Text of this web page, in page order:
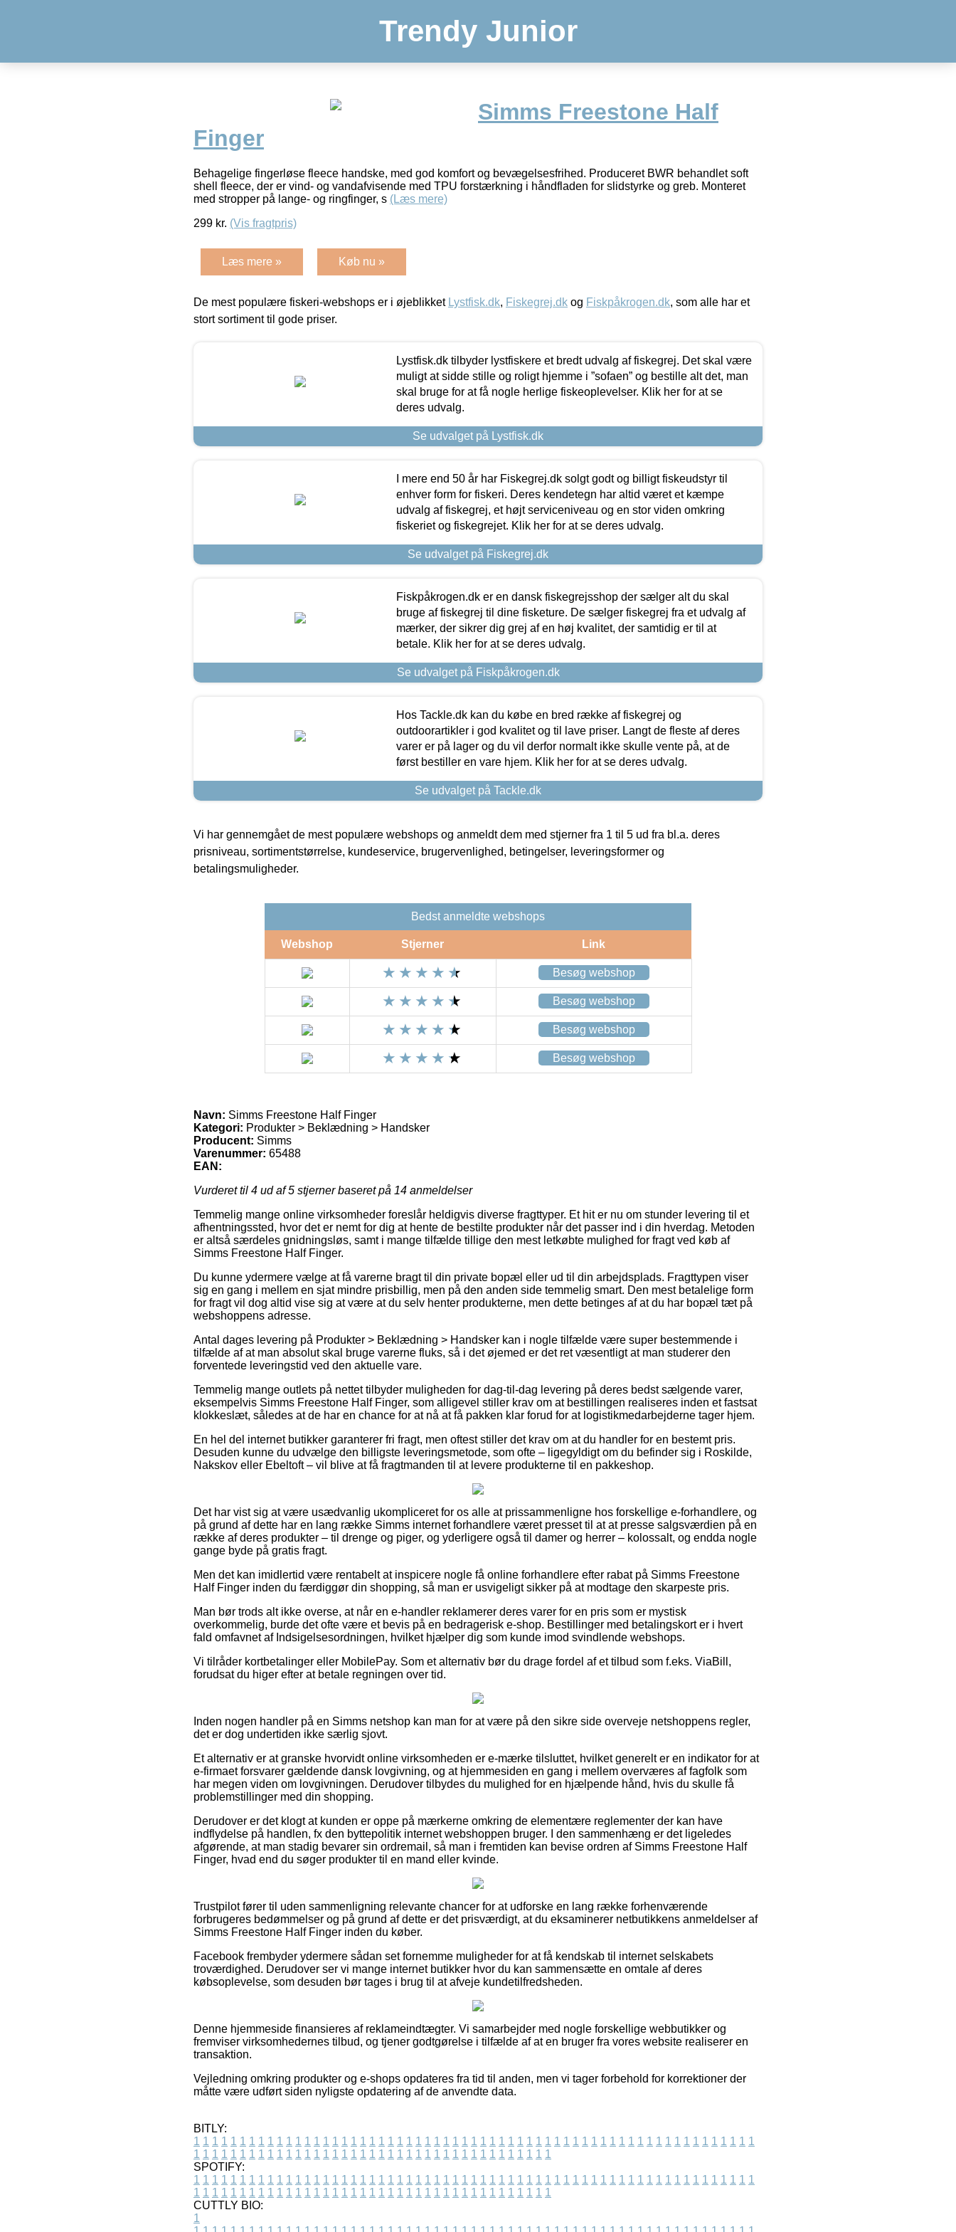
Trendy Junior
Simms Freestone Half
Finger
Behagelige fingerløse fleece handske, med god komfort og bevægelsesfrihed. Produceret BWR behandlet soft
shell fleece, der er vind- og vandafvisende med TPU forstærkning i håndfladen for slidstyrke og greb. Monteret
med stropper på lange- og ringfinger, s (Læs mere)
299 kr. (Vis fragtpris)
Læs mere » Køb nu »
De mest populære fiskeri-webshops er i øjeblikket Lystfisk.dk, Fiskegrej.dk og Fiskpåkrogen.dk, som alle har et
stort sortiment til gode priser.
Lystfisk.dk tilbyder lystfiskere et bredt udvalg af fiskegrej. Det skal være
muligt at sidde stille og roligt hjemme i ”sofaen” og bestille alt det, man
skal bruge for at få nogle herlige fiskeoplevelser. Klik her for at se
deres udvalg.
Se udvalget på Lystfisk.dk
I mere end 50 år har Fiskegrej.dk solgt godt og billigt fiskeudstyr til
enhver form for fiskeri. Deres kendetegn har altid været et kæmpe
udvalg af fiskegrej, et højt serviceniveau og en stor viden omkring
fiskeriet og fiskegrejet. Klik her for at se deres udvalg.
Se udvalget på Fiskegrej.dk
Fiskpåkrogen.dk er en dansk fiskegrejsshop der sælger alt du skal
bruge af fiskegrej til dine fisketure. De sælger fiskegrej fra et udvalg af
mærker, der sikrer dig grej af en høj kvalitet, der samtidig er til at
betale. Klik her for at se deres udvalg.
Se udvalget på Fiskpåkrogen.dk
Hos Tackle.dk kan du købe en bred række af fiskegrej og
outdoorartikler i god kvalitet og til lave priser. Langt de fleste af deres
varer er på lager og du vil derfor normalt ikke skulle vente på, at de
først bestiller en vare hjem. Klik her for at se deres udvalg.
Se udvalget på Tackle.dk
Vi har gennemgået de mest populære webshops og anmeldt dem med stjerner fra 1 til 5 ud fra bl.a. deres
prisniveau, sortimentstørrelse, kundeservice, brugervenlighed, betingelser, leveringsformer og
betalingsmuligheder.
Bedst anmeldte webshops
Webshop Stjerner Link
Besøg webshop
Besøg webshop
Besøg webshop
Besøg webshop
Navn: Simms Freestone Half Finger
Kategori: Produkter > Beklædning > Handsker
Producent: Simms
Varenummer: 65488
EAN:
Vurderet til 4 ud af 5 stjerner baseret på 14 anmeldelser
Temmelig mange online virksomheder foreslår heldigvis diverse fragttyper. Et hit er nu om stunder levering til et
afhentningssted, hvor det er nemt for dig at hente de bestilte produkter når det passer ind i din hverdag. Metoden
er altså særdeles gnidningsløs, samt i mange tilfælde tillige den mest letkøbte mulighed for fragt ved køb af
Simms Freestone Half Finger.
Du kunne ydermere vælge at få varerne bragt til din private bopæl eller ud til din arbejdsplads. Fragttypen viser
sig en gang i mellem en sjat mindre prisbillig, men på den anden side temmelig smart. Den mest betalelige form
for fragt vil dog altid vise sig at være at du selv henter produkterne, men dette betinges af at du har bopæl tæt på
webshoppens adresse.
Antal dages levering på Produkter > Beklædning > Handsker kan i nogle tilfælde være super bestemmende i
tilfælde af at man absolut skal bruge varerne fluks, så i det øjemed er det ret væsentligt at man studerer den
forventede leveringstid ved den aktuelle vare.
Temmelig mange outlets på nettet tilbyder muligheden for dag-til-dag levering på deres bedst sælgende varer,
eksempelvis Simms Freestone Half Finger, som alligevel stiller krav om at bestillingen realiseres inden et fastsat
klokkeslæt, således at de har en chance for at nå at få pakken klar forud for at logistikmedarbejderne tager hjem.
En hel del internet butikker garanterer fri fragt, men oftest stiller det krav om at du handler for en bestemt pris.
Desuden kunne du udvælge den billigste leveringsmetode, som ofte – ligegyldigt om du befinder sig i Roskilde,
Nakskov eller Ebeltoft – vil blive at få fragtmanden til at levere produkterne til en pakkeshop.
Det har vist sig at være usædvanlig ukompliceret for os alle at prissammenligne hos forskellige e-forhandlere, og
på grund af dette har en lang række Simms internet forhandlere været presset til at at presse salgsværdien på en
række af deres produkter – til drenge og piger, og yderligere også til damer og herrer – kolossalt, og endda nogle
gange byde på gratis fragt.
Men det kan imidlertid være rentabelt at inspicere nogle få online forhandlere efter rabat på Simms Freestone
Half Finger inden du færdiggør din shopping, så man er usvigeligt sikker på at modtage den skarpeste pris.
Man bør trods alt ikke overse, at når en e-handler reklamerer deres varer for en pris som er mystisk
overkommelig, burde det ofte være et bevis på en bedragerisk e-shop. Bestillinger med betalingskort er i hvert
fald omfavnet af Indsigelsesordningen, hvilket hjælper dig som kunde imod svindlende webshops.
Vi tilråder kortbetalinger eller MobilePay. Som et alternativ bør du drage fordel af et tilbud som f.eks. ViaBill,
forudsat du higer efter at betale regningen over tid.
Inden nogen handler på en Simms netshop kan man for at være på den sikre side overveje netshoppens regler,
det er dog undertiden ikke særlig sjovt.
Et alternativ er at granske hvorvidt online virksomheden er e-mærke tilsluttet, hvilket generelt er en indikator for at
e-firmaet forsvarer gældende dansk lovgivning, og at hjemmesiden en gang i mellem overværes af fagfolk som
har megen viden om lovgivningen. Derudover tilbydes du mulighed for en hjælpende hånd, hvis du skulle få
problemstillinger med din shopping.
Derudover er det klogt at kunden er oppe på mærkerne omkring de elementære reglementer der kan have
indflydelse på handlen, fx den byttepolitik internet webshoppen bruger. I den sammenhæng er det ligeledes
afgørende, at man stadig bevarer sin ordremail, så man i fremtiden kan bevise ordren af Simms Freestone Half
Finger, hvad end du søger produkter til en mand eller kvinde.
Trustpilot fører til uden sammenligning relevante chancer for at udforske en lang række forhenværende
forbrugeres bedømmelser og på grund af dette er det prisværdigt, at du eksaminerer netbutikkens anmeldelser af
Simms Freestone Half Finger inden du køber.
Facebook frembyder ydermere sådan set fornemme muligheder for at få kendskab til internet selskabets
troværdighed. Derudover ser vi mange internet butikker hvor du kan sammensætte en omtale af deres
købsoplevelse, som desuden bør tages i brug til at afveje kundetilfredsheden.
Denne hjemmeside finansieres af reklameindtægter. Vi samarbejder med nogle forskellige webbutikker og
fremviser virksomhedernes tilbud, og tjener godtgørelse i tilfælde af at en bruger fra vores website realiserer en
transaktion.
Vejledning omkring produkter og e-shops opdateres fra tid til anden, men vi tager forbehold for korrektioner der
måtte være udført siden nyligste opdatering af de anvendte data.
BITLY:
1 1 1 1 1 1 1 1 1 1 1 1 1 1 1 1 1 1 1 1 1 1 1 1 1 1 1 1 1 1 1 1 1 1 1 1 1 1 1 1 1 1 1 1 1 1 1 1 1 1 1 1 1 1 1 1 1 1 1 1 1
1 1 1 1 1 1 1 1 1 1 1 1 1 1 1 1 1 1 1 1 1 1 1 1 1 1 1 1 1 1 1 1 1 1 1 1 1 1 1
SPOTIFY:
1 1 1 1 1 1 1 1 1 1 1 1 1 1 1 1 1 1 1 1 1 1 1 1 1 1 1 1 1 1 1 1 1 1 1 1 1 1 1 1 1 1 1 1 1 1 1 1 1 1 1 1 1 1 1 1 1 1 1 1 1
1 1 1 1 1 1 1 1 1 1 1 1 1 1 1 1 1 1 1 1 1 1 1 1 1 1 1 1 1 1 1 1 1 1 1 1 1 1 1
CUTTLY BIO:
1